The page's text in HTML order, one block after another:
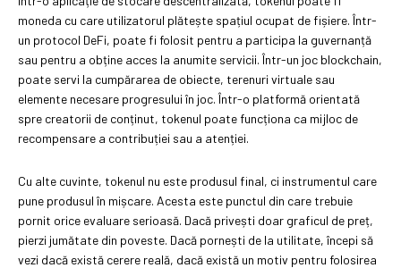
moneda cu care utilizatorul plătește spațiul ocupat de fișiere. Într-
un protocol DeFi, poate fi folosit pentru a participa la guvernanță
sau pentru a obține acces la anumite servicii. Într-un joc blockchain,
poate servi la cumpărarea de obiecte, terenuri virtuale sau
elemente necesare progresului în joc. Într-o platformă orientată
spre creatorii de conținut, tokenul poate funcționa ca mijloc de
recompensare a contribuției sau a atenției.
Cu alte cuvinte, tokenul nu este produsul final, ci instrumentul care
pune produsul în mișcare. Acesta este punctul din care trebuie
pornit orice evaluare serioasă. Dacă privești doar graficul de preț,
pierzi jumătate din poveste. Dacă pornești de la utilitate, începi să
vezi dacă există cerere reală, dacă există un motiv pentru folosirea